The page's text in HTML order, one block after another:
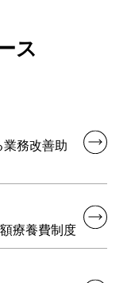
ス
務改善助
療養費制度